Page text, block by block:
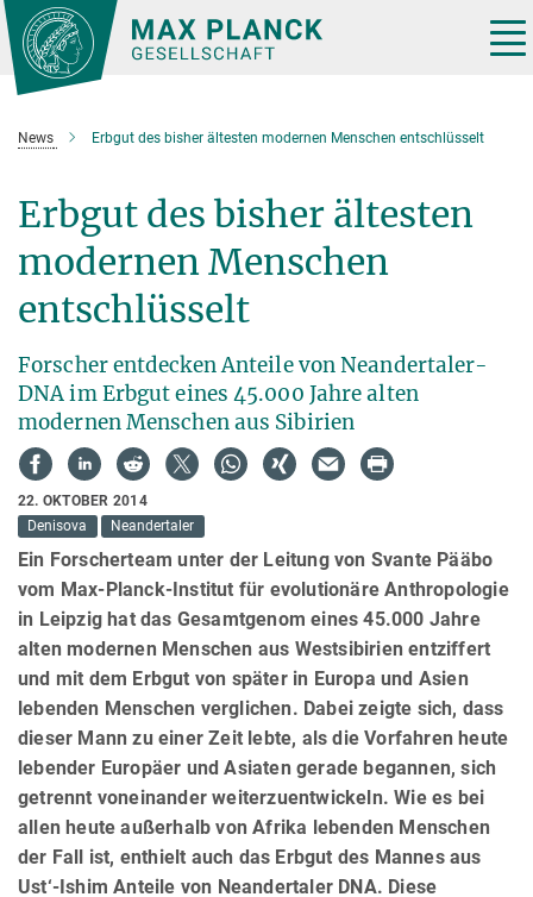
Hauptinhalt
News Erbgut des bisher ältesten modernen Menschen entschlüsselt
Erbgut des bisher ältesten
modernen Menschen
entschlüsselt
Forscher entdecken Anteile von Neandertaler-
DNA im Erbgut eines 45.000 Jahre alten
modernen Menschen aus Sibirien
22. OKTOBER 2014
Denisova
Neandertaler
Ein Forscherteam unter der Leitung von Svante Pääbo
vom Max-Planck-Institut für evolutionäre Anthropologie
in Leipzig hat das Gesamtgenom eines 45.000 Jahre
alten modernen Menschen aus Westsibirien entziffert
und mit dem Erbgut von später in Europa und Asien
lebenden Menschen verglichen. Dabei zeigte sich, dass
dieser Mann zu einer Zeit lebte, als die Vorfahren heute
lebender Europäer und Asiaten gerade begannen, sich
getrennt voneinander weiterzuentwickeln. Wie es bei
allen heute außerhalb von Afrika lebenden Menschen
der Fall ist, enthielt auch das Erbgut des Mannes aus
Ust‘-Ishim Anteile von Neandertaler DNA. Diese